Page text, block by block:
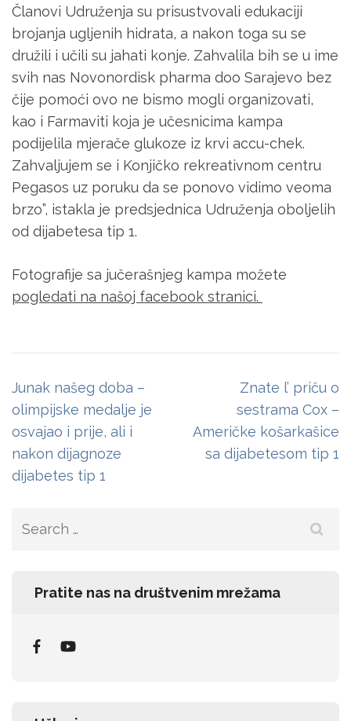
Članovi Udruženja su prisustvovali edukaciji
brojanja ugljenih hidrata, a nakon toga su se
družili i učili su jahati konje. Zahvalila bih se u ime
svih nas Novonordisk pharma doo Sarajevo bez
čije pomoći ovo ne bismo mogli organizovati,
kao i Farmaviti koja je učesnicima kampa
podijelila mjerače glukoze iz krvi accu-chek.
Zahvaljujem se i Konjičko rekreativnom centru
Pegasos uz poruku da se ponovo vidimo veoma
brzo”, istakla je predsjednica Udruženja oboljelih
od dijabetesa tip 1.
Fotografije sa jučerašnjeg kampa možete
pogledati na našoj facebook stranici.
Post
navigation
Junak našeg doba –
olimpijske medalje je
osvajao i prije, ali i
nakon dijagnoze
dijabetes tip 1
Znate l’ priču o
sestrama Cox –
Američke košarkašice
sa dijabetesom tip 1
Search
Pratite nas na društvenim mrežama